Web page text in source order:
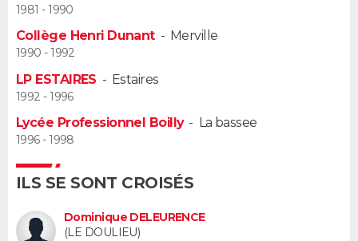
Alimentation
Guide de la santé
Maladies
Médicaments
Sommeil
VOYAGE
PHOTO
CARTE DE VOEUX
Carte de Noël
Carte Bonne année
Carte Saint-Valentin
Carte Pâques
Carte d'anniversaire
DICTIONNAIRE
1981 - 1990
Collège Henri Dunant- Merville
1990 - 1992
LP ESTAIRES - Estaires
1992 - 1996
Lycée Professionnel Boilly- La bassee
1996 - 1998
ILS SE SONT CROISÉS
Dominique DELEURENCE
(LE DOULIEU)